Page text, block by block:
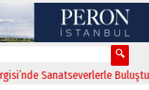
Sanatseverlerle Buluştu